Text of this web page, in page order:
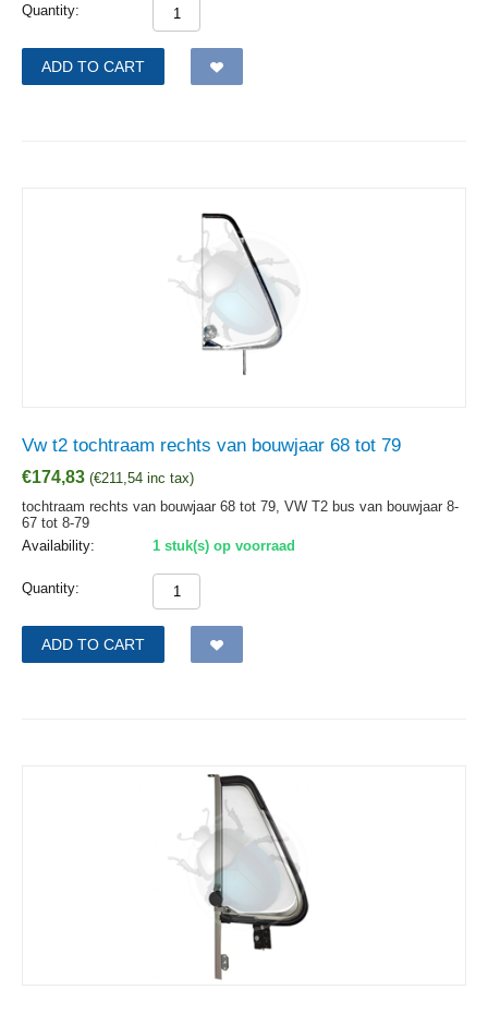
Quantity:
ADD TO CART
Vw t2 tochtraam rechts van bouwjaar 68 tot 79
€174,83 (€211,54 inc tax)
tochtraam rechts van bouwjaar 68 tot 79, VW T2 bus van bouwjaar 8-
67 tot 8-79
Availability:
1 stuk(s) op voorraad
Quantity:
ADD TO CART